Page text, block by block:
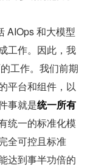
AIOps 和大模型
工作。因此，我
工作。我们前期
平台和组件，以
事就是统一所有
统一的标准化模
全可控且标准
达到事半功倍的